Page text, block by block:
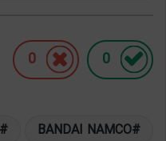
0
0
BANDAI NAMCO